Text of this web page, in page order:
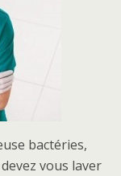
bactéries,
vous laver